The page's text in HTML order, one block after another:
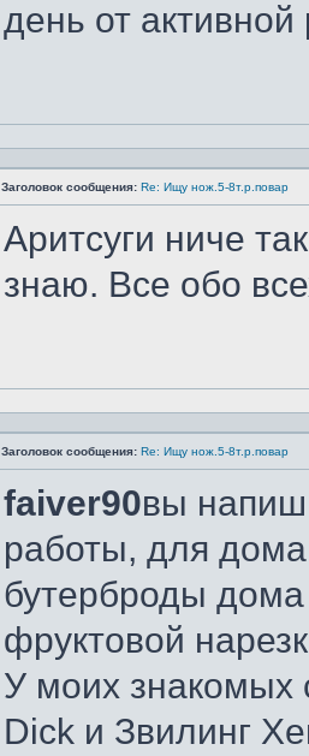
день от
Заголовок сообщения: Re: Ищу нож.5-8т.р.повар
Аритсуги ниче
знаю. Все обо
Заголовок сообщения: Re: Ищу нож.5-8т.р.повар
faiver90вы
работы, для
бутерброды дома
фруктовой
У моих знакомых
Dick и Звилинг